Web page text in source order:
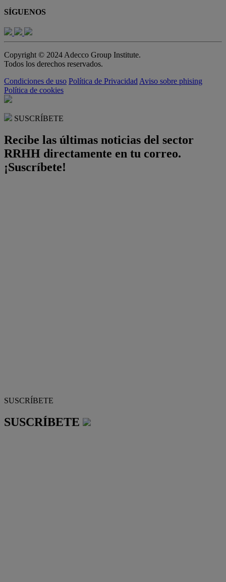
SÍGUENOS
Copyright © 2024 Adecco Group Institute.
Todos los derechos reservados.
Condiciones de uso Política de Privacidad Aviso sobre phising
Política de cookies
SUSCRÍBETE
Recibe las últimas noticias del sector
RRHH directamente en tu correo.
¡Suscríbete!
SUSCRÍBETE
SUSCRÍBETE